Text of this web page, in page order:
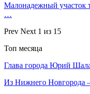
Малонадежный участок
…
Prev Next 1 из 15
Топ месяца
Глава города Юрий
Из Нижнего Новгорода